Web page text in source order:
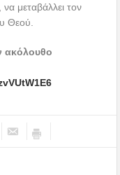
μεταβάλλει τον
Θεού.
ακόλουθο